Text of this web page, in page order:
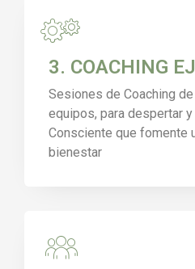
3. COACHING
Sesiones de Coaching
equipos, para despertar
Consciente que fomente
bienestar